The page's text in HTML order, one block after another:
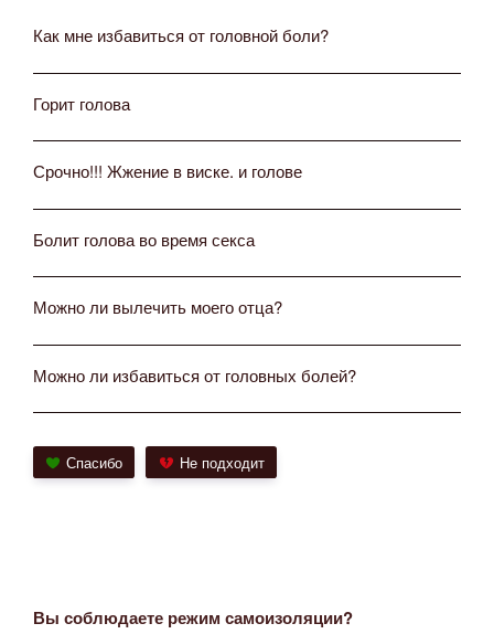
Как мне избавиться от головной боли?
Горит голова
Срочно!!! Жжение в виске. и голове
Болит голова во время секса
Можно ли вылечить моего отца?
Можно ли избавиться от головных болей?
Спасибо Не подходит
Вы соблюдаете режим самоизоляции?